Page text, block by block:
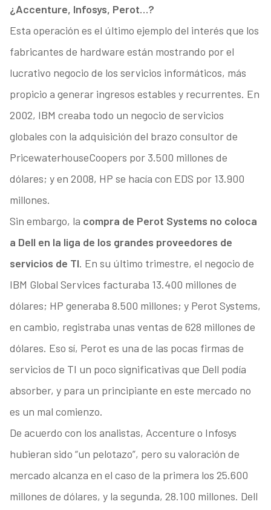
¿Accenture, Infosys, Perot…?
Esta operación es el último ejemplo del interés que los
fabricantes de hardware están mostrando por el
lucrativo negocio de los servicios informáticos, más
propicio a generar ingresos estables y recurrentes. En
2002, IBM creaba todo un negocio de servicios
globales con la adquisición del brazo consultor de
PricewaterhouseCoopers por 3.500 millones de
dólares; y en 2008, HP se hacía con EDS por 13.900
millones.
Sin embargo, la compra de Perot Systems no coloca
a Dell en la liga de los grandes proveedores de
servicios de TI. En su último trimestre, el negocio de
IBM Global Services facturaba 13.400 millones de
dólares; HP generaba 8.500 millones; y Perot Systems,
en cambio, registraba unas ventas de 628 millones de
dólares. Eso sí, Perot es una de las pocas firmas de
servicios de TI un poco significativas que Dell podía
absorber, y para un principiante en este mercado no
es un mal comienzo.
De acuerdo con los analistas, Accenture o Infosys
hubieran sido “un pelotazo”, pero su valoración de
mercado alcanza en el caso de la primera los 25.600
millones de dólares, y la segunda, 28.100 millones. Dell